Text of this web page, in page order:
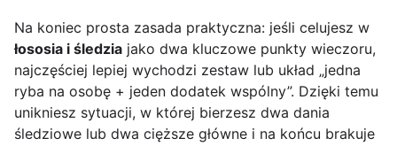
Na koniec prosta zasada praktyczna: jeśli celujesz w
łososia i śledzia jako dwa kluczowe punkty wieczoru,
najczęściej lepiej wychodzi zestaw lub układ „jedna
ryba na osobę + jeden dodatek wspólny”. Dzięki temu
unikniesz sytuacji, w której bierzesz dwa dania
śledziowe lub dwa cięższe główne i na końcu brakuje